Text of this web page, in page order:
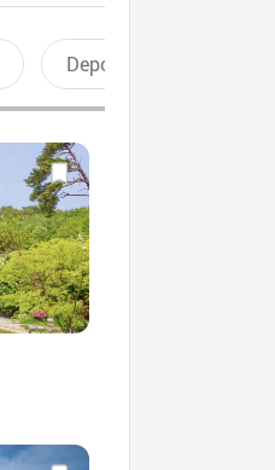
Deportes recreativos